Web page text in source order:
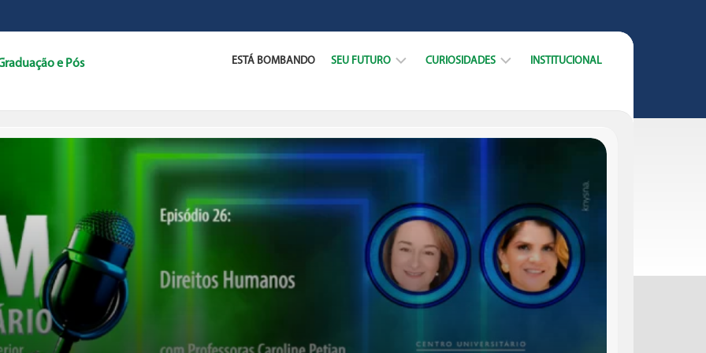
e Pós ESTÁ BOMBANDO SEU FUTURO
CARREIRA
CURSOS
MERCADO
TRABALHO
MUNDO
ACADÊMICO
CURIOSIDADES
DICAS
DATAS
INSTITUCIONAL